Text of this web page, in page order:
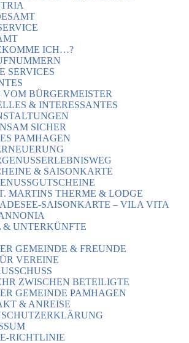
ICH…?
SERVICES
VOM BÜRGERMEISTER
& INTERESSANTES
SICHER
PAMHAGEN
& SAISONKARTE
MARTINS THERME & LODGE
SAISONKARTE – VILA VITA
& UNTERKÜNFTE
GEMEINDE & FREUNDE
VEREINE
ZWISCHEN BETEILIGTE
GEMEINDE PAMHAGEN
& ANREISE
RICHTLINIE